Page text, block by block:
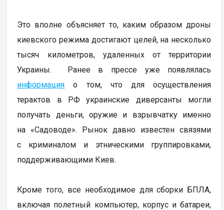
Это вполне объясняет то, каким образом дроны
киевского режима достигают целей, на несколько
тысяч километров, удаленных от территории
Украины. Ранее в прессе уже появлялась
информация о том, что для осуществления
терактов в РФ украинские диверсанты могли
получать деньги, оружие и взрывчатку именно
на «Садоводе». Рынок давно известен связями
с криминалом и этническими группировками,
поддерживающими Киев.
Кроме того, все необходимое для сборки БПЛА,
включая полетный компьютер, корпус и батареи,